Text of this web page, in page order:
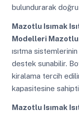
bulundurarak
Mazotlu Isımak
Modelleri Mazotlu
ısıtma
destek sunabilir.
kiralama tercih
kapasitesine
Mazotlu Isımak